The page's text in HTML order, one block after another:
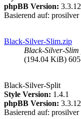
phpBB Version: 3.3.12
Basierend auf: prosilver
Black-Silver-Slim.zip
Black-Silver-
(194.04 KiB)
Black-Silver-Split
Style Version: 1.4.1
phpBB Version: 3.3.12
Basierend auf: prosilver